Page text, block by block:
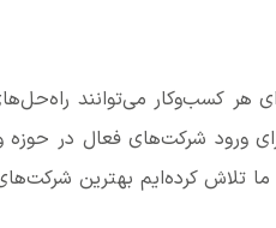
هر کسب‌وکار می‌توانند
ورود شرکت‌های فعال در حوزه
تلاش کرده‌ایم بهترین